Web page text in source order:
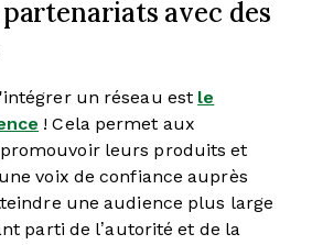
partenariats avec des
un réseau est le
! Cela permet aux
leurs produits et
voix de confiance auprès
une audience plus large
parti de l’autorité et de la